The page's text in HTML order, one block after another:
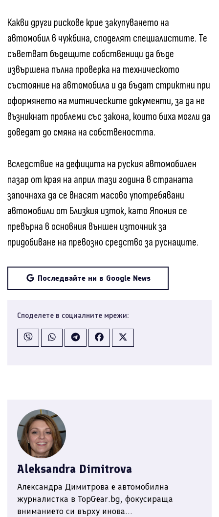
Какви други рискове крие закупуването на
автомобил в чужбина, споделят специалистите. Те
съветват бъдещите собственици да бъде
извършена пълна проверка на техническото
състояние на автомобила и да бъдат стриктни при
оформянето на митническите документи, за да не
възникнат проблеми със закона, които биха могли да
доведат до смяна на собствеността.
Вследствие на дефицита на руския автомобилен
пазар от края на април тази година в страната
започнаха да се внасят масово употребявани
автомобили от Близкия изток, като Япония се
превърна в основния външен източник за
придобиване на превозно средство за руснаците.
Последвайте ни в Google News
Споделете в социалните мрежи:
Aleksandra Dimitrova
Александра Димитрова е автомобилна
журналистка в TopGear.bg, фокусираща
вниманието си върху инова...